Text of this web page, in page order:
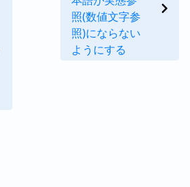
照(数値文字参
照)にならない
ようにする